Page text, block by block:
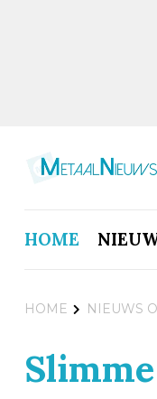
HOME
HOME NIEUWS